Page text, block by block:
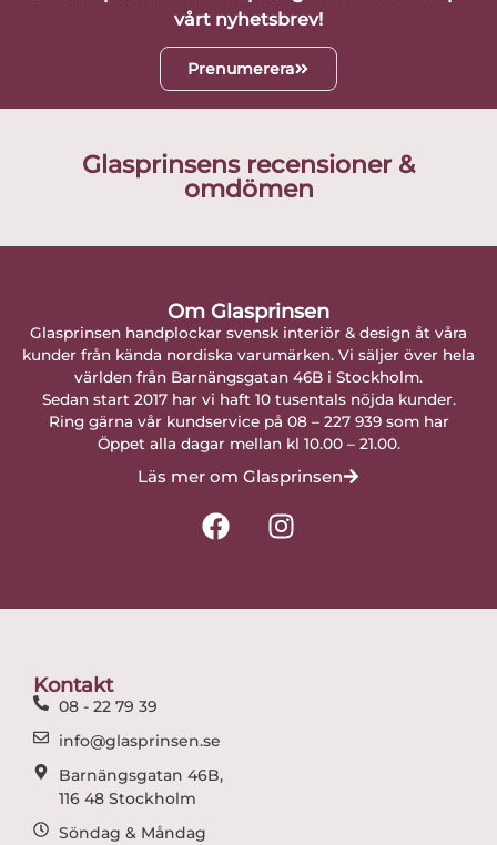
vårt nyhetsbrev!
Prenumerera
Glasprinsens recensioner &
omdömen
Om Glasprinsen
Glasprinsen handplockar svensk interiör & design åt våra
kunder från kända nordiska varumärken. Vi säljer över hela
världen från Barnängsgatan 46B i Stockholm.
Sedan start 2017 har vi haft 10 tusentals nöjda kunder.
Ring gärna vår kundservice på 08 – 227 939 som har
Öppet alla dagar mellan kl 10.00 – 21.00.
Läs mer om Glasprinsen
F
a
I
n
Kontakt
08 - 22 79 39
info@glasprinsen.se
Barnängsgatan 46B,
116 48 Stockholm
Söndag & Måndag